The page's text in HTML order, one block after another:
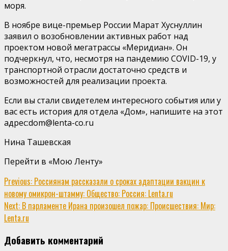
моря.
В ноябре вице-премьер России Марат Хуснуллин
заявил о возобновлении активных работ над
проектом новой мегатрассы «Меридиан». Он
подчеркнул, что, несмотря на пандемию COVID-19, у
транспортной отрасли достаточно средств и
возможностей для реализации проекта.
Если вы стали свидетелем интересного события или у
вас есть история для отдела «Дом», напишите на этот
адрес:dom@lenta-co.ru
Нина Ташевская
Перейти в «Мою Ленту»
Continue
Reading
Previous: Россиянам рассказали о сроках адаптации вакцин к
новому омикрон-штамму: Общество: Россия: Lenta.ru
Next: В парламенте Ирана произошел пожар: Происшествия: Мир:
Lenta.ru
Добавить комментарий